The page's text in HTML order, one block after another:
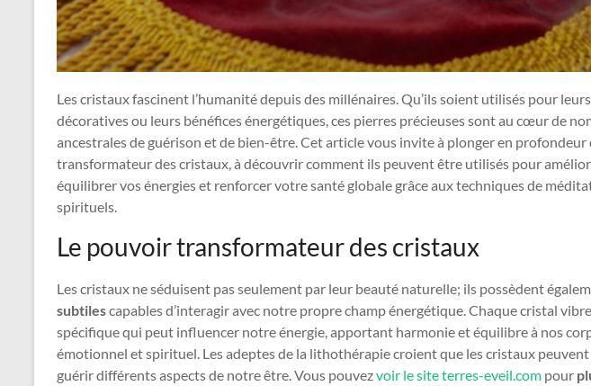
Les cristaux fascinent l’humanité depuis des millénaires. Qu’ils soient utilisés pour
décoratives ou leurs bénéfices énergétiques, ces pierres précieuses sont au cœur de
ancestrales de guérison et de bien-être. Cet article vous invite à plonger en
transformateur des cristaux, à découvrir comment ils peuvent être utilisés pour
équilibrer vos énergies et renforcer votre santé globale grâce aux techniques de
spirituels.
Le pouvoir transformateur des cristaux
Les cristaux ne séduisent pas seulement par leur beauté naturelle; ils possèdent
subtilescapables d’interagir avec notre propre champ énergétique. Chaque cristal
spécifique qui peut influencer notre énergie, apportant harmonie et équilibre à nos
émotionnel et spirituel. Les adeptes de la lithothérapie croient que les cristaux
guérir différents aspects de notre être. Vous pouvezvoir le site terres-eveil.com pour